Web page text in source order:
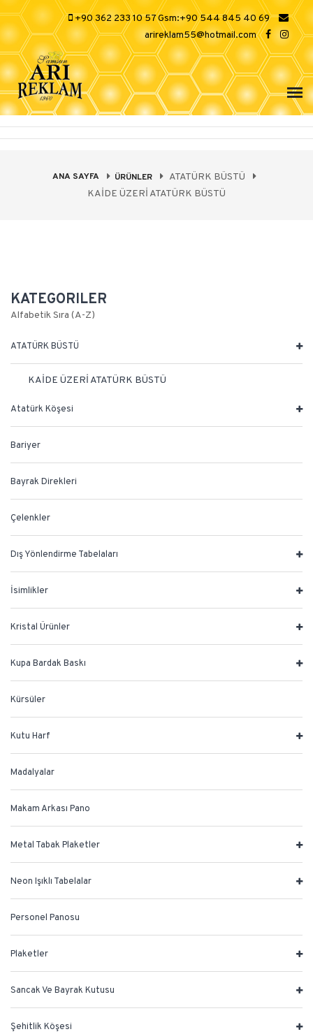
+90 362 233 10 57 Gsm:+90 544 845 40 69
arireklam55@hotmail.com
ANA SAYFA ÜRÜNLER
ATATÜRK BÜSTÜ
KAİDE ÜZERİ ATATÜRK BÜSTÜ
KATEGORILER
Alfabetik Sıra (A-Z)
ATATÜRK BÜSTÜ
KAİDE ÜZERİ ATATÜRK BÜSTÜ
Atatürk Köşesi
Bariyer
Bayrak Direkleri
Çelenkler
Dış Yönlendirme Tabelaları
İsimlikler
Kristal Ürünler
Kupa Bardak Baskı
Kürsüler
Kutu Harf
Madalyalar
Makam Arkası Pano
Metal Tabak Plaketler
Neon Işıklı Tabelalar
Personel Panosu
Plaketler
Sancak Ve Bayrak Kutusu
Şehitlik Köşesi